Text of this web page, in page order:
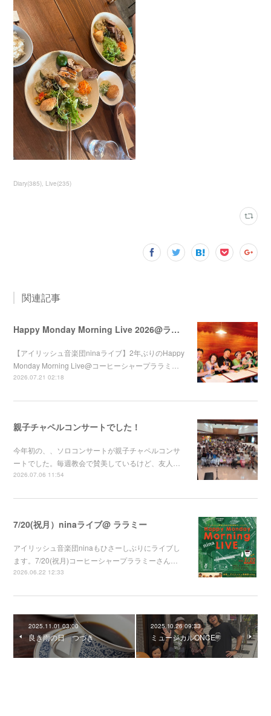
Diary(385) Live(235)
関連記事
Happy Monday Morning Live 2026@ララミー
【アイリッシュ音楽団ninaライブ】2年ぶりのHappy
Monday Morning Live@コーヒーシャープララミ…
2026.07.21 02:18
親子チャペルコンサートでした！
今年初の、、ソロコンサートが親子チャペルコンサ
ートでした。毎週教会で賛美しているけど、友人…
2026.07.06 11:54
7/20(祝月）ninaライブ@ ララミー
アイリッシュ音楽団ninaもひさーしぶりにライブし
ます。7/20(祝月)コーヒーシャープララミーさん…
2026.06.22 12:33
2025.11.01 03:00
良き雨の日 つづき
2025.10.26 09:33
ミュージカルONCE